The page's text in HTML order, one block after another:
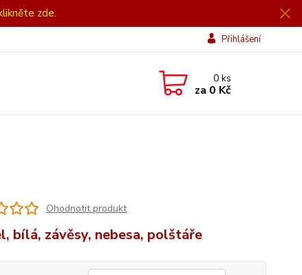
zde.
Přihlášení
0ks
za 0 Kč
Ohodnotit produkt
bílá, závěsy, nebesa, polštáře